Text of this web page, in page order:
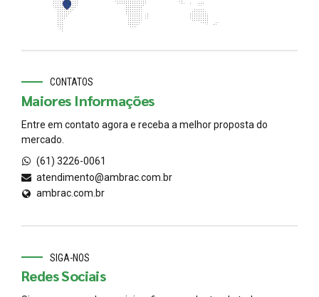
CONTATOS
Maiores Informações
Entre em contato agora e receba a melhor proposta do
mercado.
(61) 3226-0061
atendimento@ambrac.com.br
ambrac.com.br
SIGA-NOS
Redes Sociais